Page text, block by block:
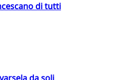
di tutti
da soli